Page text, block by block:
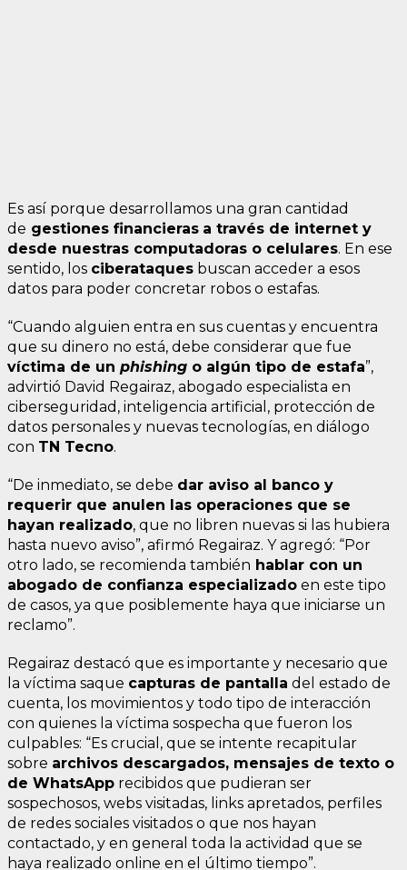
Es así porque desarrollamos una gran cantidad
de gestiones financieras a través de internet y
desde nuestras computadoras o celulares. En ese
sentido, los ciberataques buscan acceder a esos
datos para poder concretar robos o estafas.
“Cuando alguien entra en sus cuentas y encuentra
que su dinero no está, debe considerar que fue
víctima de un phishing o algún tipo de estafa”,
advirtió David Regairaz, abogado especialista en
ciberseguridad, inteligencia artificial, protección de
datos personales y nuevas tecnologías, en diálogo
con TN Tecno.
“De inmediato, se debe dar aviso al banco y
requerir que anulen las operaciones que se
hayan realizado, que no libren nuevas si las hubiera
hasta nuevo aviso”, afirmó Regairaz. Y agregó: “Por
otro lado, se recomienda también hablar con un
abogado de confianza especializado en este tipo
de casos, ya que posiblemente haya que iniciarse un
reclamo”.
Regairaz destacó que es importante y necesario que
la víctima saque capturas de pantalla del estado de
cuenta, los movimientos y todo tipo de interacción
con quienes la víctima sospecha que fueron los
culpables: “Es crucial, que se intente recapitular
sobre archivos descargados, mensajes de texto o
de WhatsApp recibidos que pudieran ser
sospechosos, webs visitadas, links apretados, perfiles
de redes sociales visitados o que nos hayan
contactado, y en general toda la actividad que se
haya realizado online en el último tiempo”.